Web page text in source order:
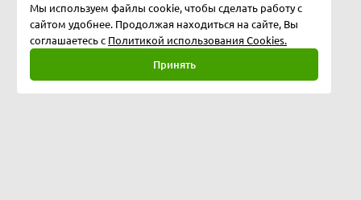
Мы используем файлы cookie, чтобы сделать работу с
сайтом удобнее. Продолжая находиться на сайте, Вы
соглашаетесь с Политикой использования Cookies.
Принять